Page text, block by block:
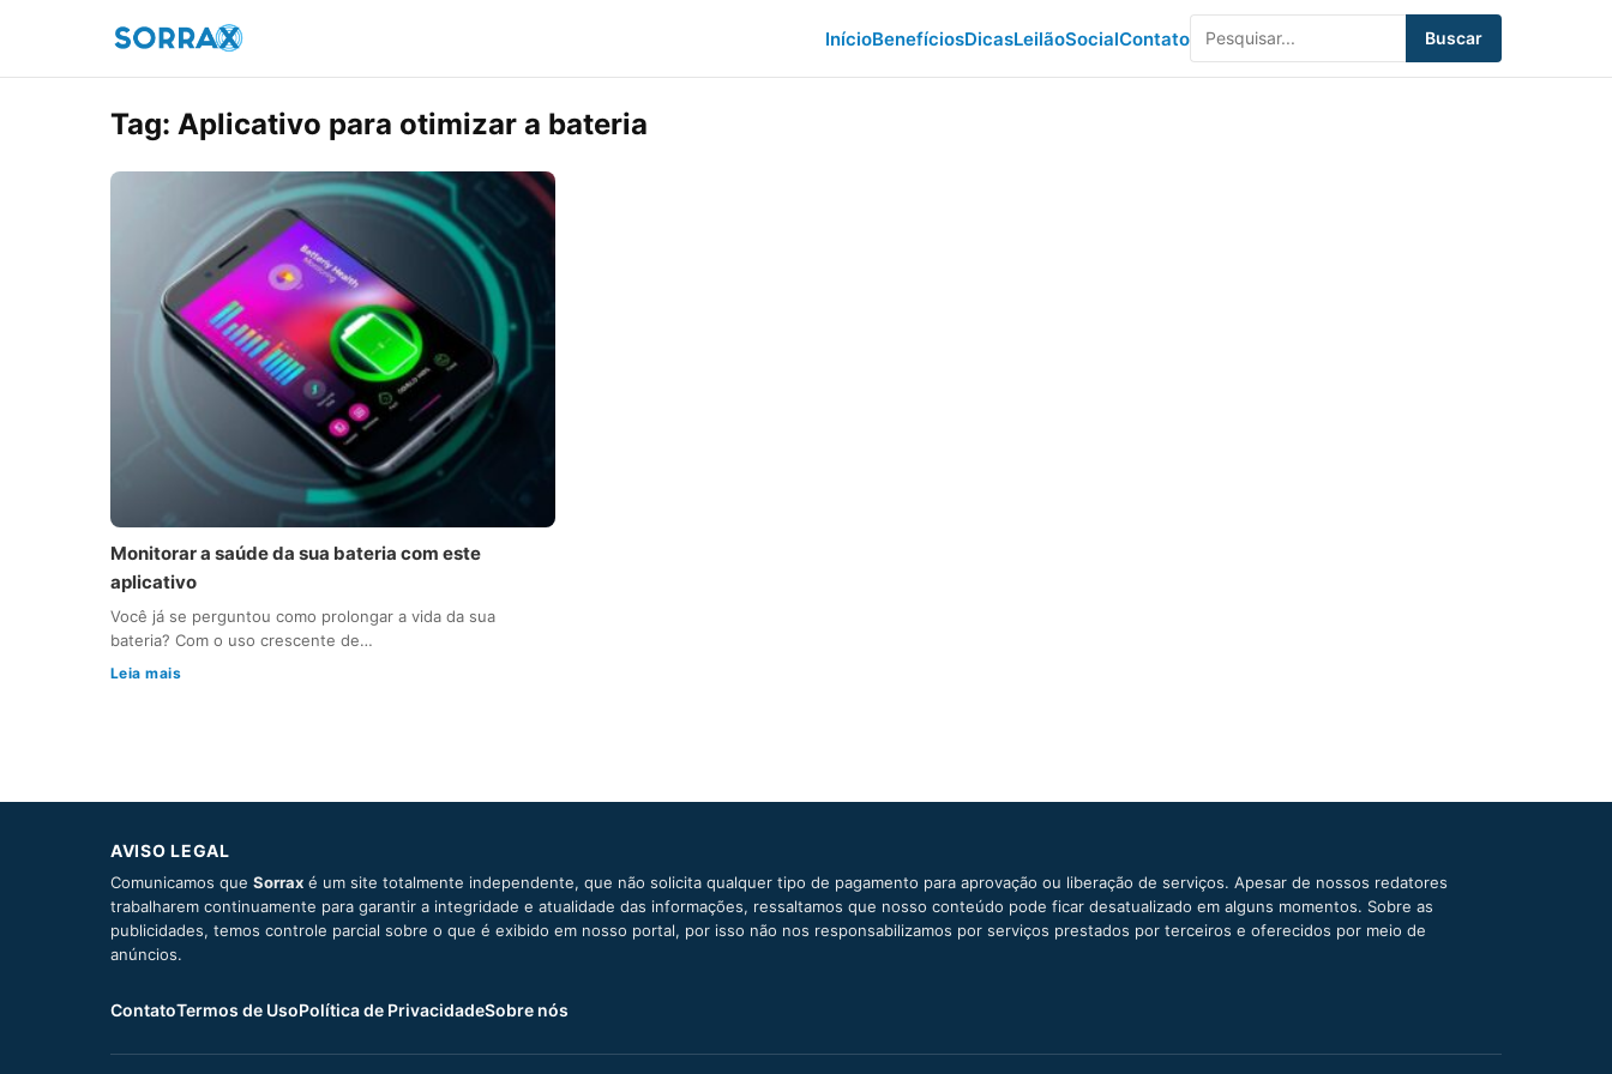
InícioBenefíciosDicasLeilãoSocialContato Buscar
Tag: Aplicativo para otimizar a bateria
Monitorar a saúde da sua bateria com este
aplicativo
Você já se perguntou como prolongar a vida da sua
bateria? Com o uso crescente de…
Leia mais
AVISO LEGAL
Comunicamos que Sorrax é um site totalmente independente, que não solicita qualquer tipo de pagamento para aprovação ou liberação de serviços. Apesar de nossos redatores
trabalharem continuamente para garantir a integridade e atualidade das informações, ressaltamos que nosso conteúdo pode ficar desatualizado em alguns momentos. Sobre as
publicidades, temos controle parcial sobre o que é exibido em nosso portal, por isso não nos responsabilizamos por serviços prestados por terceiros e oferecidos por meio de
anúncios.
ContatoTermos de UsoPolítica de PrivacidadeSobre nós